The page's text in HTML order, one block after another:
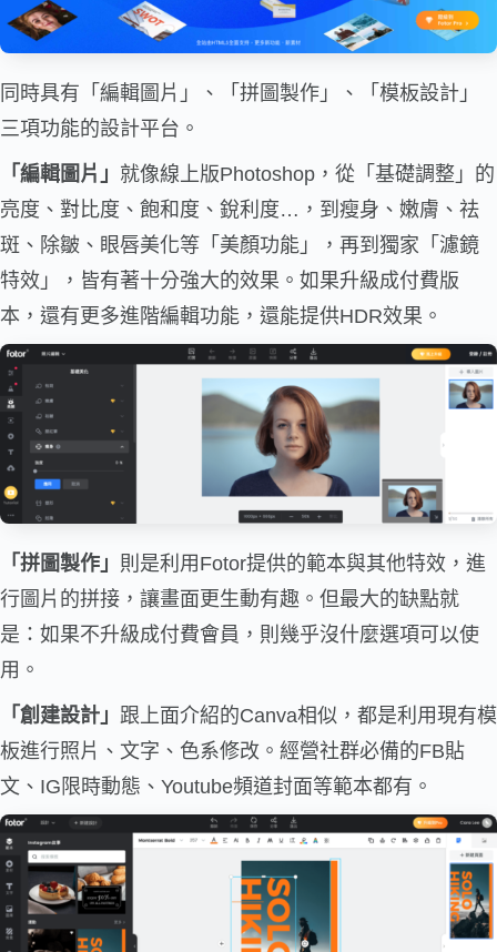
同時具有「編輯圖片」、「拼圖製作」、「模板設計」
三項功能的設計平台。
「編輯圖片」 就像線上版Photoshop，從「基礎調整」的
亮度、對比度、飽和度、銳利度…，到瘦身、嫩膚、祛
斑、除皺、眼唇美化等「美顏功能」，再到獨家「濾鏡
特效」，皆有著十分強大的效果。如果升級成付費版
本，還有更多進階編輯功能，還能提供HDR效果。
「拼圖製作」 則是利用Fotor提供的範本與其他特效，進
行圖片的拼接，讓畫面更生動有趣。但最大的缺點就
是：如果不升級成付費會員，則幾乎沒什麼選項可以使
用。
「創建設計」 跟上面介紹的Canva相似，都是利用現有模
板進行照片、文字、色系修改。經營社群必備的FB貼
文、IG限時動態、Youtube頻道封面等範本都有。